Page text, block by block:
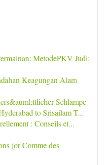
MetodePKV Judi:
Keagungan Alam
Schlampe
to Srisailam T...
: Conseils et...
(or Comme des